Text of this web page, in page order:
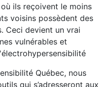
ils reçoivent le moins
voisins possèdent des
Ceci devient un vrai
vulnérables et
Québec, nous
qui s’adresseront aux